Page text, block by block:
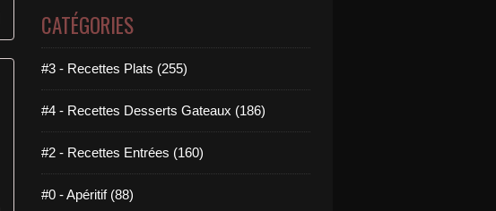
CATÉGORIES
#3 - Recettes Plats (255)
#4 - Recettes Desserts Gateaux (186)
#2 - Recettes Entrées (160)
#0 - Apéritif (88)